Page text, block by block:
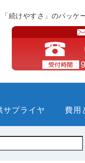
続けやすさ」のパッケ
サプライヤ 費用